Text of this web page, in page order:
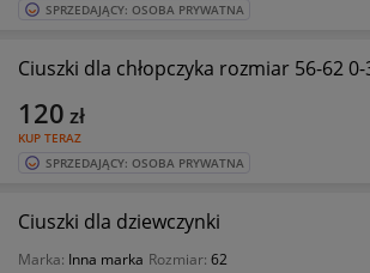
SPRZEDAJĄCY: OSOBA PRYWATNA
Ciuszki dla chłopczyka rozmiar 56-62
KUP TERAZ
120 zł
SPRZEDAJĄCY: OSOBA PRYWATNA
Ciuszki dla dziewczynki
Marka: Inna marka Rozmiar: 62